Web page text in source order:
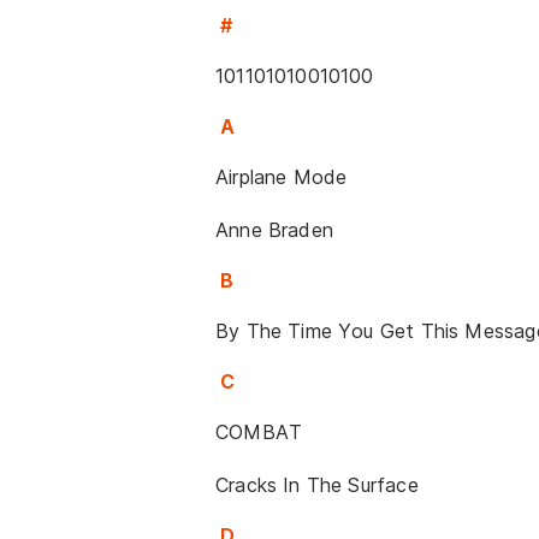
#
101101010010100
A
Airplane Mode
Anne Braden
B
By The Time You Get This
C
COMBAT
Cracks In The Surface